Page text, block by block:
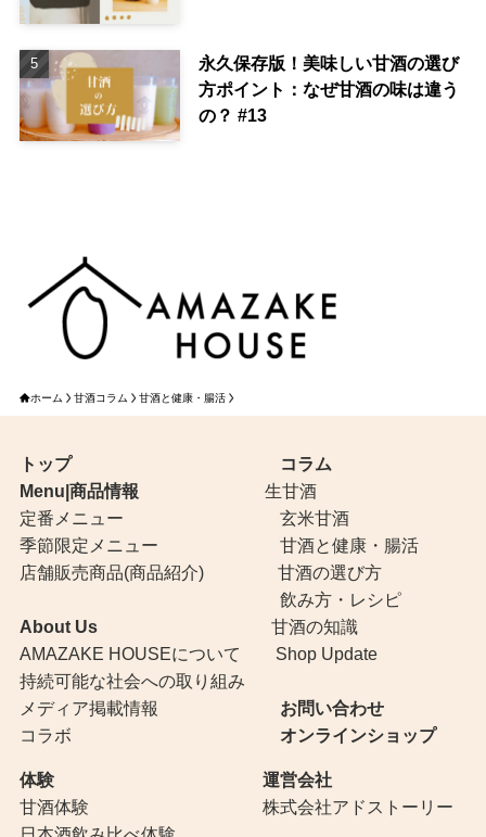
永久保存版！美味しい甘酒の選び
方ポイント：なぜ甘酒の味は違う
の？ #13
ホーム 甘酒コラム 甘酒と健康・腸活
トップ
コラム
Menu|商品情報
生甘酒
定番メニュー
玄米甘酒
季節限定メニュー
甘酒と健康・腸活
店舗販売商品(商品紹介)
甘酒の選び方
飲み方・レシピ
About Us
甘酒の知識
AMAZAKE HOUSEについて
Shop Update
持続可能な社会への取り組み
メディア掲載情報
お問い合わせ
コラボ
オンラインショップ
体験
運営会社
甘酒体験
株式会社アドストーリー